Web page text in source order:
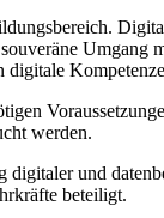
werden.
und
beteiligt.